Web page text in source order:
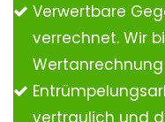
Verwertbare
verrechnet. Wir
Wertanrechnung
vertraulich und